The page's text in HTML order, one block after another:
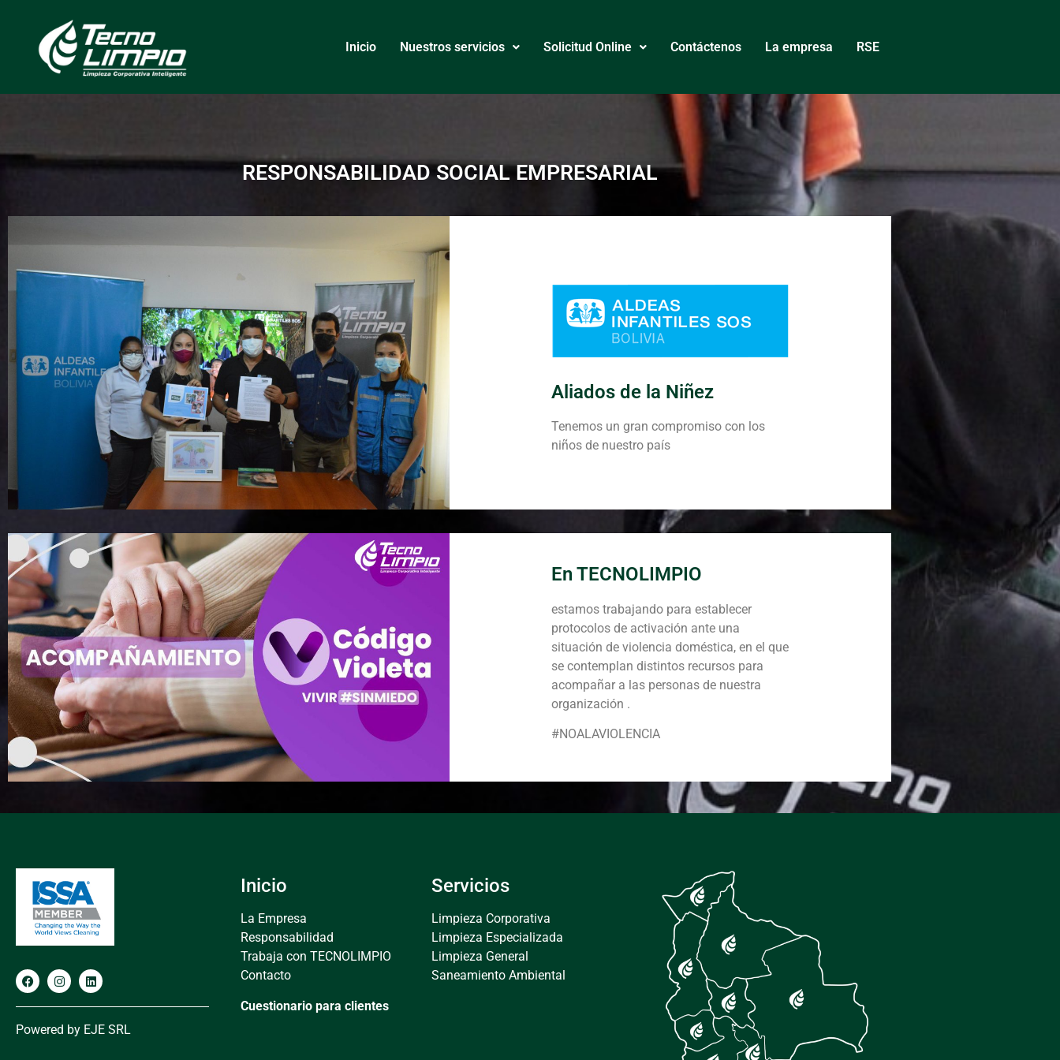
Inicio Nuestros servicios Solicitud Online Contáctenos La empresa RSE
RESPONSABILIDAD SOCIAL EMPRESARIAL
Aliados de la Niñez
Tenemos un gran compromiso con los
niños de nuestro país
En TECNOLIMPIO
estamos trabajando para establecer
protocolos de activación ante una
situación de violencia doméstica, en el que
se contemplan distintos recursos para
acompañar a las personas de nuestra
organización .
#NOALAVIOLENCIA
Powered by EJE SRL
Inicio
La Empresa
Responsabilidad
Trabaja con TECNOLIMPIO
Contacto
Cuestionario para clientes
Servicios
Limpieza Corporativa
Limpieza Especializada
Limpieza General
Saneamiento Ambiental